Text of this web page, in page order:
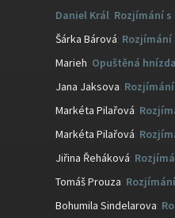
Daniel Král Rozjímání s
Šárka Bárová Rozjímání
Marieh Opuštěná hnízda
Jana Jaksova
Markéta Pilařová
Markéta Pilařová
Jiřina Řeháková
Tomáš Prouza
Bohumila Sindelarova